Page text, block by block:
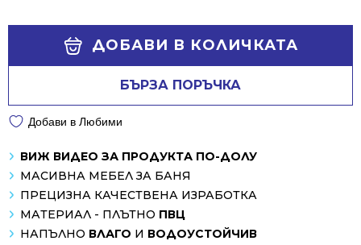
250.53 €
176.99 €
ДОБАВИ В КОЛИЧКАТА
БЪРЗА ПОРЪЧКА
Добави в Любими
ВИЖ ВИДЕО ЗА ПРОДУКТА ПО-ДОЛУ
МАСИВНА МЕБЕЛ ЗА БАНЯ
ПРЕЦИЗНА КАЧЕСТВЕНА ИЗРАБОТКА
МАТЕРИАЛ - ПЛЪТНО ПВЦ
НАПЪЛНО ВЛАГО И ВОДОУСТОЙЧИВ